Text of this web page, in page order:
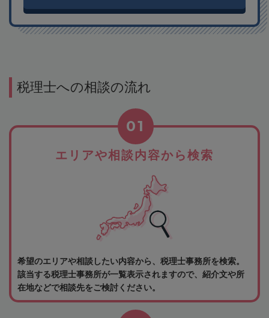
税理士への相談の流れ
エリアや相談内容から検索
01
希望のエリアや相談したい内容から、税理士事務所を検索。
該当する税理士事務所が一覧表示されますので、紹介文や所
在地などで相談先をご検討ください。